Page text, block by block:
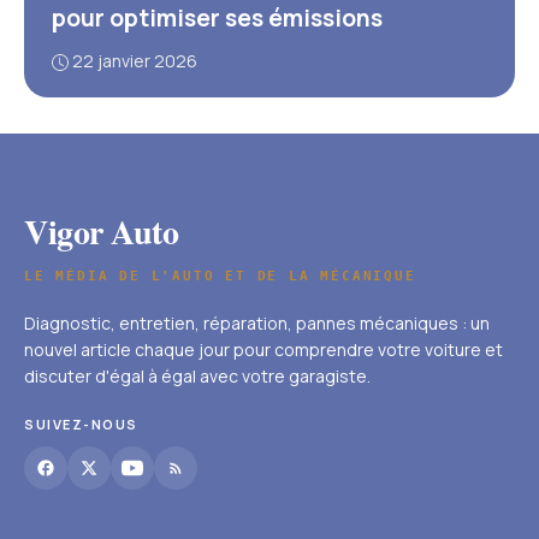
pour optimiser ses émissions
22 janvier 2026
Vigor Auto
LE MÉDIA DE L'AUTO ET DE LA MÉCANIQUE
Diagnostic, entretien, réparation, pannes mécaniques : un
nouvel article chaque jour pour comprendre votre voiture et
discuter d'égal à égal avec votre garagiste.
SUIVEZ-NOUS